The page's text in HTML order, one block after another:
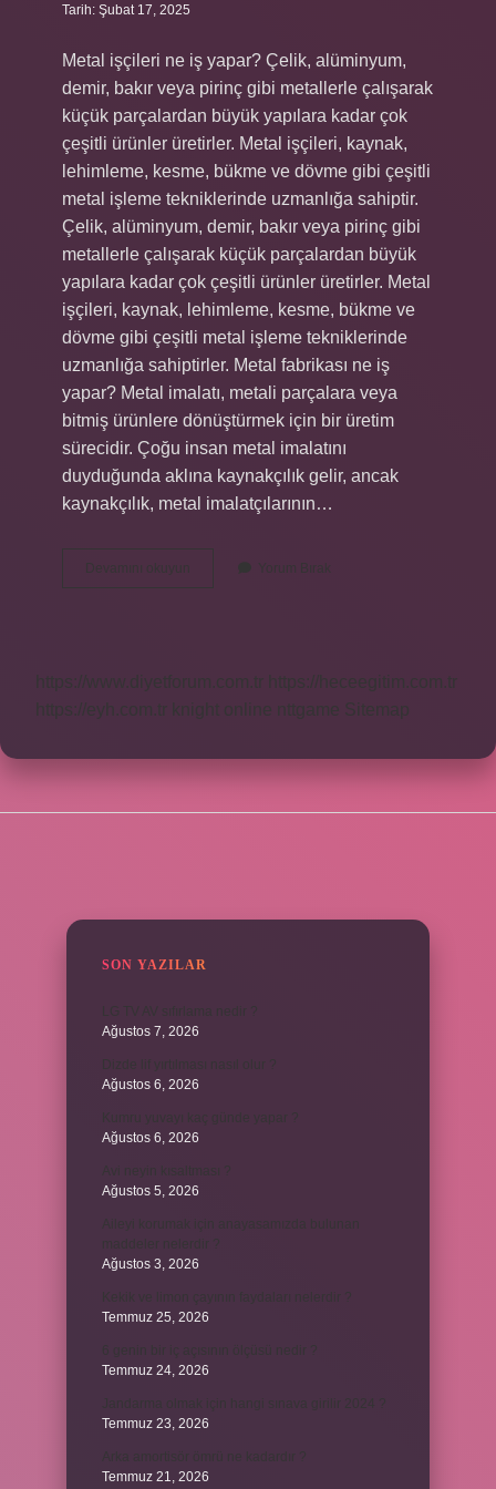
Tarih: Şubat 17, 2025
Metal işçileri ne iş yapar? Çelik, alüminyum,
demir, bakır veya pirinç gibi metallerle çalışarak
küçük parçalardan büyük yapılara kadar çok
çeşitli ürünler üretirler. Metal işçileri, kaynak,
lehimleme, kesme, bükme ve dövme gibi çeşitli
metal işleme tekniklerinde uzmanlığa sahiptir.
Çelik, alüminyum, demir, bakır veya pirinç gibi
metallerle çalışarak küçük parçalardan büyük
yapılara kadar çok çeşitli ürünler üretirler. Metal
işçileri, kaynak, lehimleme, kesme, bükme ve
dövme gibi çeşitli metal işleme tekniklerinde
uzmanlığa sahiptirler. Metal fabrikası ne iş
yapar? Metal imalatı, metali parçalara veya
bitmiş ürünlere dönüştürmek için bir üretim
sürecidir. Çoğu insan metal imalatını
duyduğunda aklına kaynakçılık gelir, ancak
kaynakçılık, metal imalatçılarının…
Devamını okuyun
Fabrikasında
Yorum Bırak
https://www.diyetforum.com.tr
https://heceegitim.com.tr
https://eyh.com.tr
knight online nttgame Sitemap
SON YAZILAR
Ağustos 7, 2026
Ağustos 6, 2026
Ağustos 6, 2026
Ağustos 5, 2026
Ağustos 3, 2026
Temmuz 25, 2026
Temmuz 24, 2026
Temmuz 23, 2026
Temmuz 21, 2026